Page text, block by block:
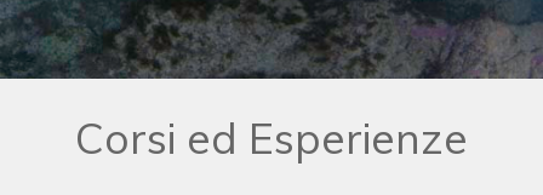
Corsi ed Esperienze